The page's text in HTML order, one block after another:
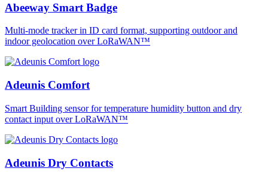
Abeeway Smart Badge
Multi-mode tracker in ID card format, supporting outdoor and
indoor geolocation over LoRaWAN™
Adeunis Comfort
Smart Building sensor for temperature humidity button and dry
contact input over LoRaWAN™
Adeunis Dry Contacts